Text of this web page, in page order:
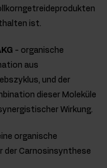
ist.
- organische
aus
und der
dieser Moleküle
Wirkung.
organische
der Carnosinsynthese